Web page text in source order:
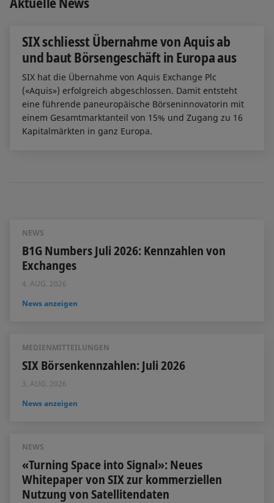
SIX schliesst Übernahme von Aquis ab
und baut Börsengeschäft in Europa aus
SIX hat die Übernahme von Aquis Exchange Plc
(«Aquis») erfolgreich abgeschlossen. Damit entsteht
eine führende paneuropäische Börseninnovatorin mit
einem Gesamtmarktanteil von 15% und Zugang zu 16
Kapitalmärkten in ganz Europa.
NEWS
B1G Numbers Juli 2026: Kennzahlen von
Exchanges
4. AUG. 2026
News anzeigen
MEDIENMITTEILUNGEN
SIX Börsenkennzahlen: Juli 2026
3. AUG. 2026
News anzeigen
NEWS
«Turning Space into Signal»: Neues
Whitepaper von SIX zur kommerziellen
Nutzung von Satellitendaten